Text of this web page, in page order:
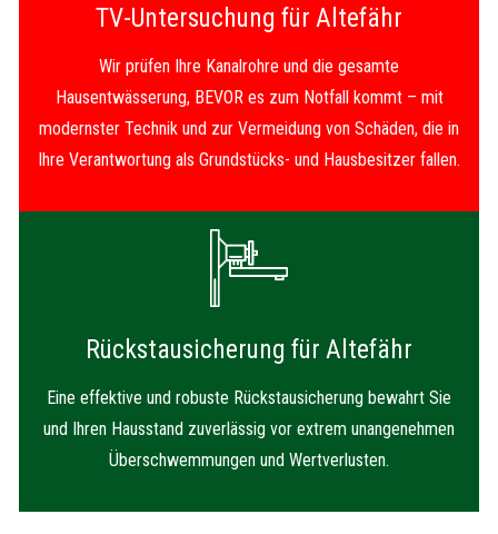
TV-Untersuchung für Altefähr
Wir prüfen Ihre Kanalrohre und die gesamte
Hausentwässerung, BEVOR es zum Notfall kommt – mit
modernster Technik und zur Vermeidung von Schäden, die in
Ihre Verantwortung als Grundstücks- und Hausbesitzer fallen.
Rückstausicherung für Altefähr
Eine effektive und robuste Rückstausicherung bewahrt Sie
und Ihren Hausstand zuverlässig vor extrem unangenehmen
Überschwemmungen und Wertverlusten.